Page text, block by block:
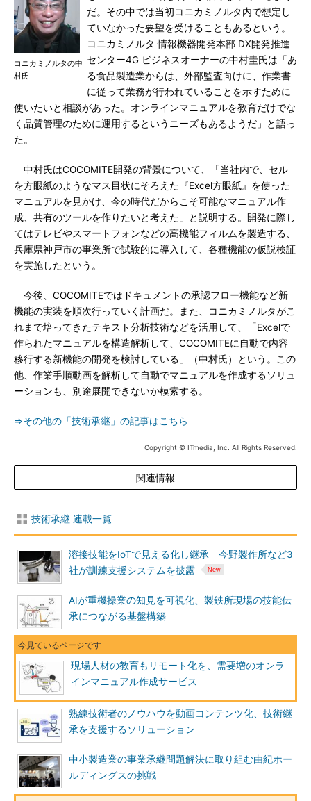
コニカミノルタの中
村氏
だ。その中では当初コニカミノルタ内で想定し
ていなかった要望を受けることもあるという。
コニカミノルタ 情報機器開発本部 DX開発推進
センター4G ビジネスオーナーの中村圭氏は「あ
る食品製造業からは、外部監査向けに、作業書
に従って業務が行われていることを示すために
使いたいと相談があった。オンラインマニュアルを教育だけでな
く品質管理のために運用するというニーズもあるようだ」と語っ
た。
中村氏はCOCOMITE開発の背景について、「当社内で、セル
を方眼紙のようなマス目状にそろえた『Excel方眼紙』を使った
マニュアルを見かけ、今の時代だからこそ可能なマニュアル作
成、共有のツールを作りたいと考えた」と説明する。開発に際し
てはテレビやスマートフォンなどの高機能フィルムを製造する、
兵庫県神戸市の事業所で試験的に導入して、各種機能の仮説検証
を実施したという。
今後、COCOMITEではドキュメントの承認フロー機能など新
機能の実装を順次行っていく計画だ。また、コニカミノルタがこ
れまで培ってきたテキスト分析技術などを活用して、「Excelで
作られたマニュアルを構造解析して、COCOMITEに自動で内容
移行する新機能の開発を検討している」（中村氏）という。この
他、作業手順動画を解析して自動でマニュアルを作成するソリュ
ーションも、別途展開できないか模索する。
⇒その他の「技術承継」の記事はこちら
Copyright © ITmedia, Inc. All Rights Reserved.
関連情報
技術承継 連載一覧
溶接技能をIoTで見える化し継承 今野製作所など3
社が訓練支援システムを披露
AIが重機操業の知見を可視化、製鉄所現場の技能伝
承につながる基盤構築
現場人材の教育もリモート化を、需要増のオンラ
インマニュアル作成サービス
熟練技術者のノウハウを動画コンテンツ化、技術継
承を支援するソリューション
中小製造業の事業承継問題解決に取り組む由紀ホー
ルディングスの挑戦